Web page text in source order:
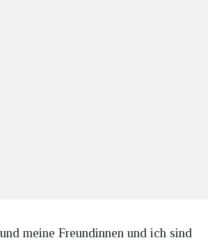
meine Freundinnen und ich sind